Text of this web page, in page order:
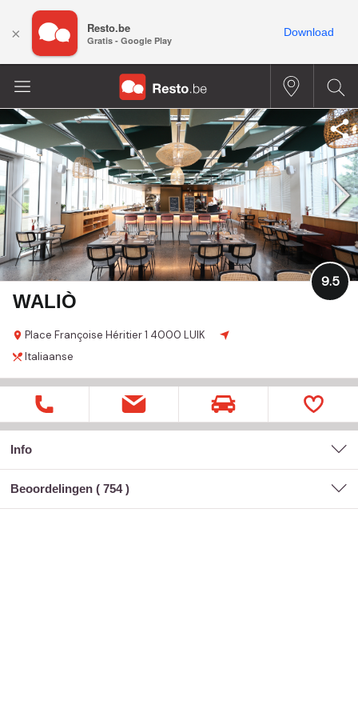
WALIÒ
Place Françoise Héritier 1 4000 LUIK
9.5
Italiaanse
Info
Beoordelingen ( 754)
× Resto.be
Gratis - Google Play
Download